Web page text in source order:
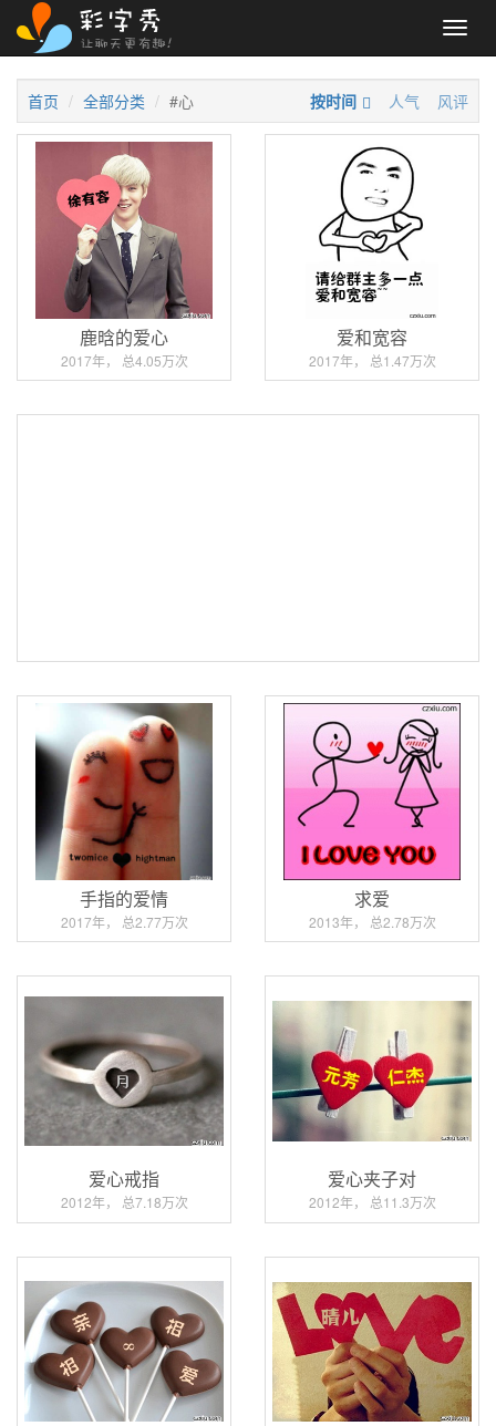
首页 全部分类 #心 按时间 人气 风评
鹿晗的爱心
2017年， 总4.05万次
爱和宽容
2017年， 总1.47万次
手指的爱情
2017年， 总2.77万次
求爱
2013年， 总2.78万次
爱心戒指
2012年， 总7.18万次
爱心夹子对
2012年， 总11.3万次